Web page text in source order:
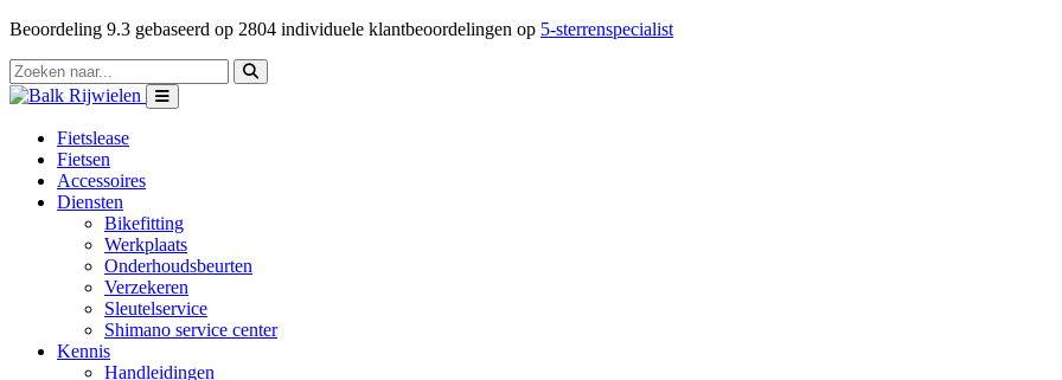
Beoordeling 9.3 gebaseerd op 2804 individuele klantbeoordelingen op 5-sterrenspecialist
Fietslease
Fietsen
Accessoires
Diensten
Bikefitting
Werkplaats
Onderhoudsbeurten
Verzekeren
Sleutelservice
Shimano service center
Kennis
Handleidingen